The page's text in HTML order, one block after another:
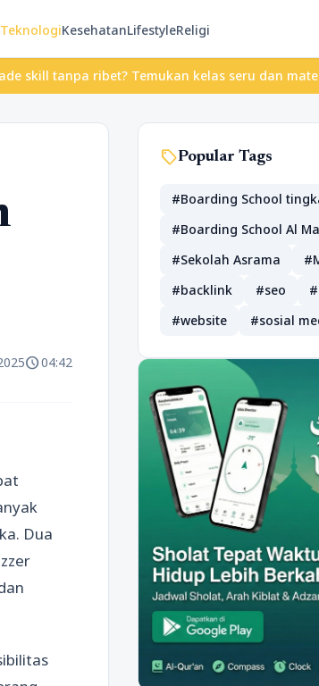
TeknologiKesehatanLifestyleReligi
ribet? Temukan kelas seru dan materi
schedule04:42
Dua
sellPopular Tags
#Boarding School
#Boarding School Al
#Sekolah Asrama
#backlink
#seo
#website
#sosial